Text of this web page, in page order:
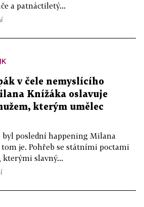
a patnáctiletý...
v čele nemyslícího
Knížáka oslavuje
kterým umělec
poslední happening Milana
je. Pohřeb se státními poctami
slavný...